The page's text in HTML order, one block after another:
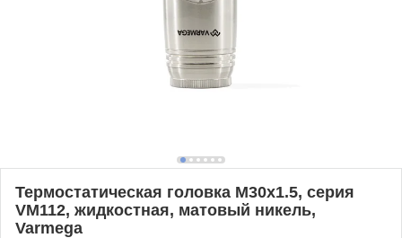
Термостатическая головка M30х1.5, серия
VM112, жидкостная, матовый никель,
Varmega